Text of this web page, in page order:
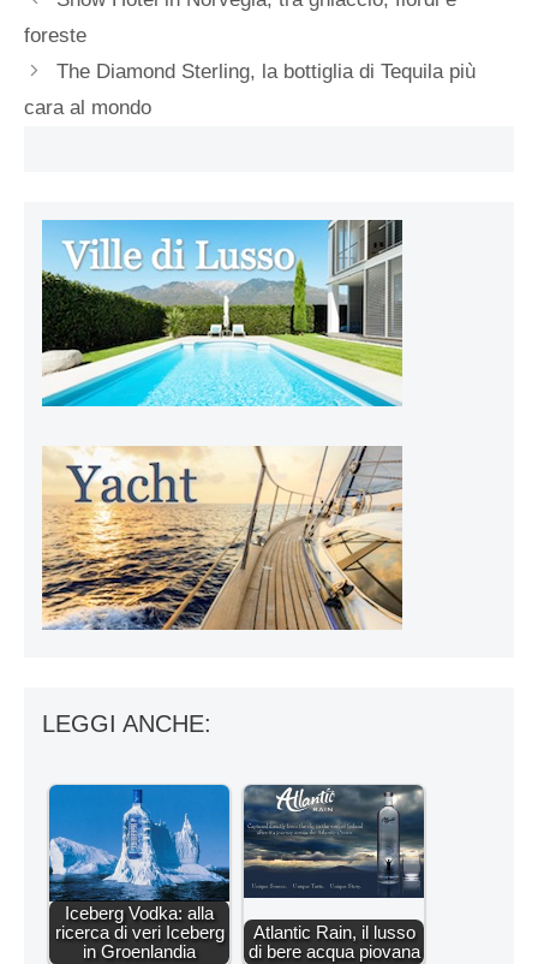
foreste
The Diamond Sterling, la bottiglia di Tequila più
cara al mondo
LEGGI ANCHE:
Iceberg Vodka: alla
ricerca di veri Iceberg
in Groenlandia
Atlantic Rain, il lusso
di bere acqua piovana